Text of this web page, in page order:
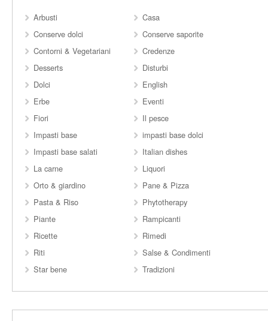
Arbusti
Casa
Conserve dolci
Conserve saporite
Contorni & Vegetariani
Credenze
Desserts
Disturbi
Dolci
English
Erbe
Eventi
Fiori
Il pesce
Impasti base
impasti base dolci
Impasti base salati
Italian dishes
La carne
Liquori
Orto & giardino
Pane & Pizza
Pasta & Riso
Phytotherapy
Piante
Rampicanti
Ricette
Rimedi
Riti
Salse & Condimenti
Star bene
Tradizioni